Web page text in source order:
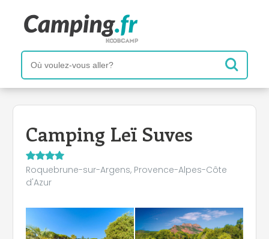
Camping Leï Suves
Roquebrune-sur-Argens, Provence-Alpes-Côte
d'Azur